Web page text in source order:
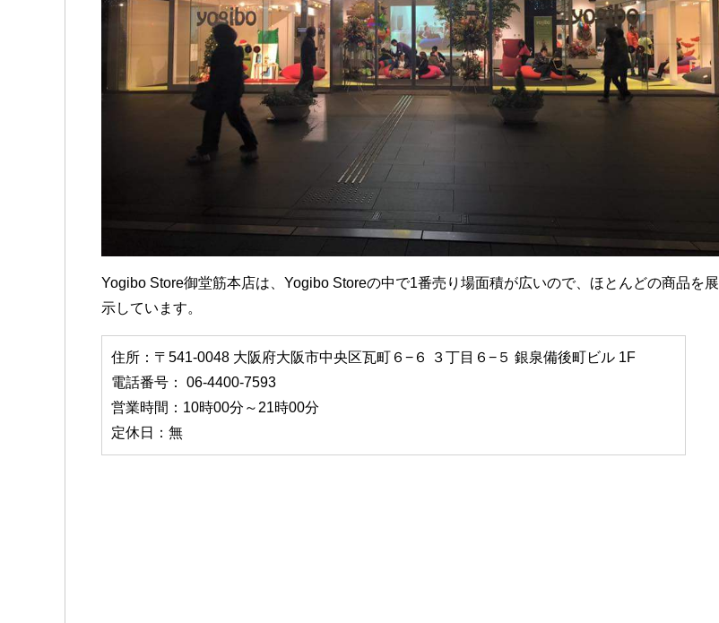
Yogibo Store御堂筋本店は、Yogibo Storeの中で1番売り場面積が広いので、ほとんどの商品を展
示しています。
住所：〒541-0048 大阪府大阪市中央区瓦町６−６ ３丁目６−５ 銀泉備後町ビル 1F
電話番号： 06-4400-7593
営業時間：10時00分～21時00分
定休日：無